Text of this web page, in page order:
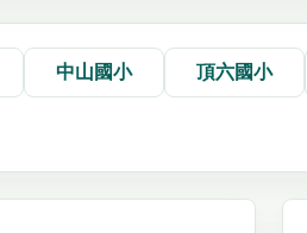
中山國小 頂六國小